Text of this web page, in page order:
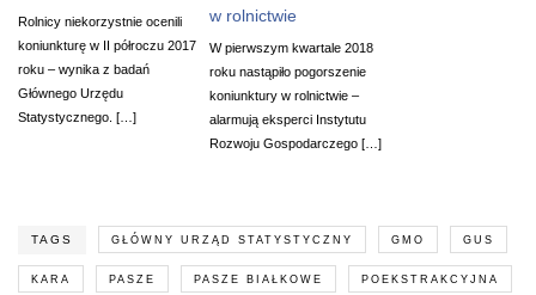
Rolnicy niekorzystnie ocenili
koniunkturę w II półroczu 2017
roku – wynika z badań
Głównego Urzędu
Statystycznego. […]
w rolnictwie
W pierwszym kwartale 2018
roku nastąpiło pogorszenie
koniunktury w rolnictwie –
alarmują eksperci Instytutu
Rozwoju Gospodarczego […]
TAGS GŁÓWNY URZĄD STATYSTYCZNY GMO GUS
KARA PASZE PASZE BIAŁKOWE POEKSTRAKCYJNA